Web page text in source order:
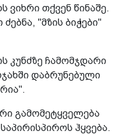
ვიხრი თქვენ წინაშე.
"მზის ბიჭები"
კუნძზე ჩამომჯდარი
დაბრუნებული
გამომეტყველება
ჰყვება.